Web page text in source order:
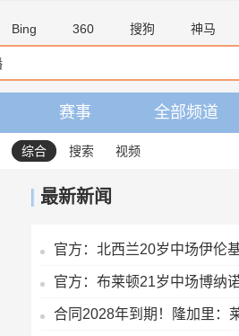
Bing 360 搜狗 神马
赛事 全部频道
综合 搜索 视频
最新新闻